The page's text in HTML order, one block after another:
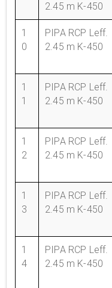
2.45 m K-450
1
0
PIPA RCP Leff.
2.45 m K-450
1
1
PIPA RCP Leff.
2.45 m K-450
1
2
PIPA RCP Leff.
2.45 m K-450
1
3
PIPA RCP Leff.
2.45 m K-450
1
4
PIPA RCP Leff.
2.45 m K-450